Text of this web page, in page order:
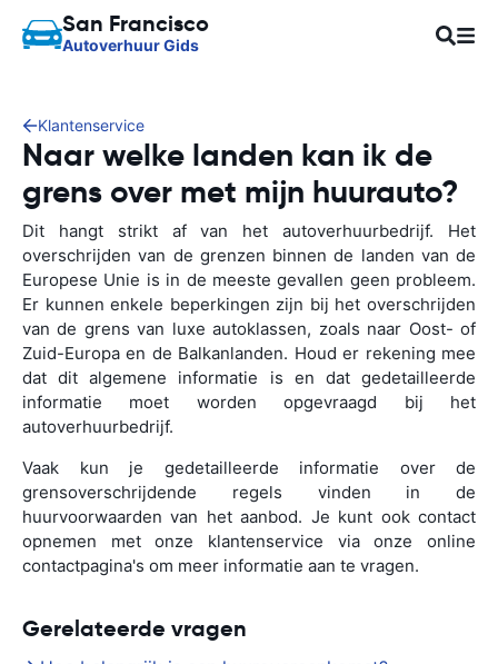
San Francisco
Autoverhuur Gids
Klantenservice
Naar welke landen kan ik de
grens over met mijn huurauto?
Dit hangt strikt af van het autoverhuurbedrijf. Het
overschrijden van de grenzen binnen de landen van de
Europese Unie is in de meeste gevallen geen probleem.
Er kunnen enkele beperkingen zijn bij het overschrijden
van de grens van luxe autoklassen, zoals naar Oost- of
Zuid-Europa en de Balkanlanden. Houd er rekening mee
dat dit algemene informatie is en dat gedetailleerde
informatie moet worden opgevraagd bij het
autoverhuurbedrijf.
Vaak kun je gedetailleerde informatie over de
grensoverschrijdende regels vinden in de
huurvoorwaarden van het aanbod. Je kunt ook contact
opnemen met onze klantenservice via onze online
contactpagina's om meer informatie aan te vragen.
Gerelateerde vragen